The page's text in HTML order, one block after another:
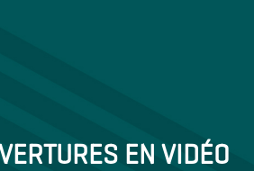
EN VIDÉO